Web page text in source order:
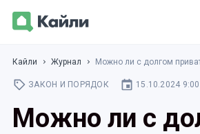
Кайли Журнал Можно ли с долгом
ЗАКОН И ПОРЯДОК 15.10.2024 9:00
Можно ли с